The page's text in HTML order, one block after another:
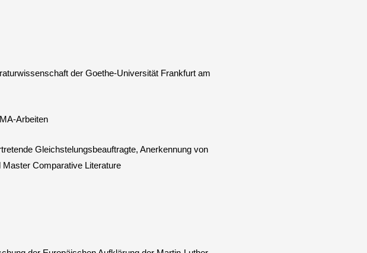
der Goethe-Universität Frankfurt am
Arbeiten
Gleichstelungsbeauftragte, Anerkennung von
Master Comparative Literature